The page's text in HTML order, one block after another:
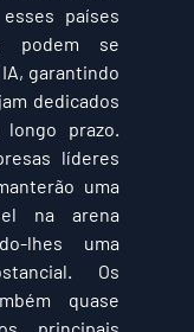
países
podem se
garantindo
dedicados
prazo.
líderes
uma
na arena
lhes uma
Os
quase